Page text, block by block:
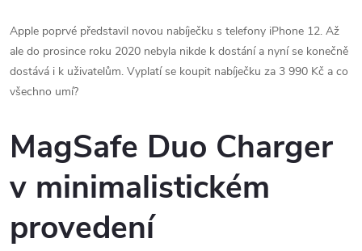
Apple poprvé představil novou nabíječku s telefony iPhone 12. Až
ale do prosince roku 2020 nebyla nikde k dostání a nyní se konečně
dostává i k uživatelům. Vyplatí se koupit nabíječku za 3 990 Kč a co
všechno umí?
MagSafe Duo Charger
v minimalistickém
provedení